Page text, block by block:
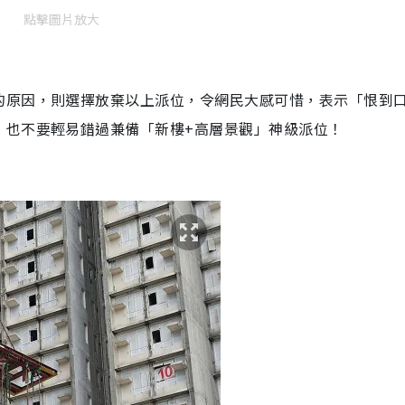
點擊圖片放大
因，則選擇放棄以上派位，令網民大感可惜，表示「恨到
不要輕易錯過兼備「新樓+高層景觀」神級派位！